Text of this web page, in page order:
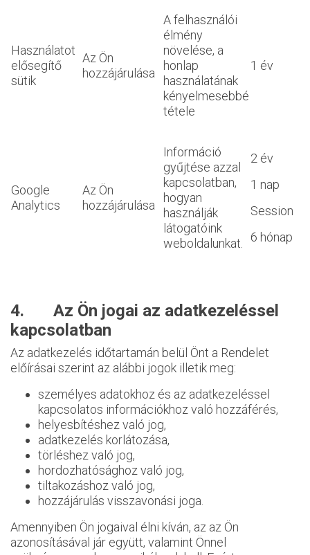
Használatot
elősegítő
sütik
Az Ön
hozzájárulása
A felhasználói
élmény
növelése, a
honlap
használatának
kényelmesebbé
tétele
1 év
Google
Analytics
Az Ön
hozzájárulása
Információ
gyűjtése azzal
kapcsolatban,
hogyan
használják
látogatóink
weboldalunkat.
2 év
1 nap
Session
6 hónap
4. Az Ön jogai az adatkezeléssel
kapcsolatban
Az adatkezelés időtartamán belül Önt a Rendelet
előírásai szerint az alábbi jogok illetik meg:
személyes adatokhoz és az adatkezeléssel
kapcsolatos információkhoz való hozzáférés,
helyesbítéshez való jog,
adatkezelés korlátozása,
törléshez való jog,
hordozhatósághoz való jog,
tiltakozáshoz való jog,
hozzájárulás visszavonási joga.
Amennyiben Ön jogaival élni kíván, az az Ön
azonosításával jár együtt, valamint Önnel